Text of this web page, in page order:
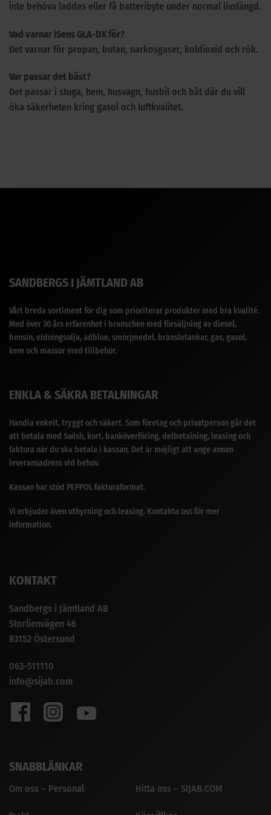
inte behöva laddas eller få batteribyte under normal livslängd.
Vad varnar iSens GLA-DX för?
Det varnar för propan, butan, narkosgaser, koldioxid och rök.
Var passar det bäst?
Det passar i stuga, hem, husvagn, husbil och båt där du vill
öka säkerheten kring gasol och luftkvalitet.
SANDBERGS I JÄMTLAND AB
Vårt breda sortiment för dig som prioriterar produkter med bra kvalité.
Med över 30 års erfarenhet i branschen med försäljning av diesel,
bensin, eldningsolja, adblue, smörjmedel, bränsletankar, gas, gasol,
kem och massor med tillbehör.
ENKLA & SÄKRA BETALNINGAR
Handla enkelt, tryggt och säkert. Som företag och privatperson går det
att betala med Swish, kort, banköverföring, delbetalning, leasing och
faktura när du ska betala i kassan. Det är möjligt att ange annan
leveransadress vid behov.
Kassan har stöd PEPPOL fakturaformat.
Vi erbjuder även uthyrning och leasing. Kontakta oss för mer
information.
KONTAKT
Sandbergs i Jämtland AB
Storlienvägen 46
83152 Östersund
063-511110
info@sijab.com
SNABBLÄNKAR
Om oss – Personal Hitta oss – SIJAB.COM